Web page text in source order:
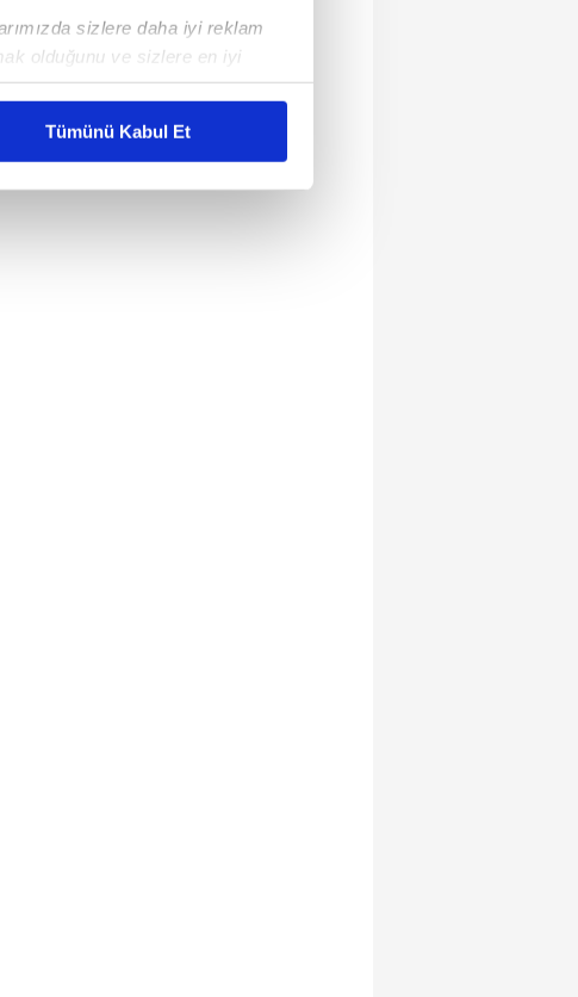
sizlere daha iyi reklam
olduğunu ve sizlere en iyi
maliyetlerimizi karşılamak
çerezler kullanılmaktadır. Bu
ve sizlere yönelik
ilişkin detaylı bilgi için Ayarlar
okumak ve sitemizde ilgili
Tümünü Kabul Et